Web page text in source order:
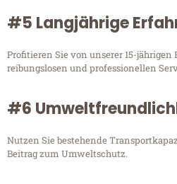
#5 Langjährige
Profitieren Sie von unserer 15-
reibungslosen und professionellen
#6
Nutzen Sie bestehende
Beitrag zum Umweltschutz.